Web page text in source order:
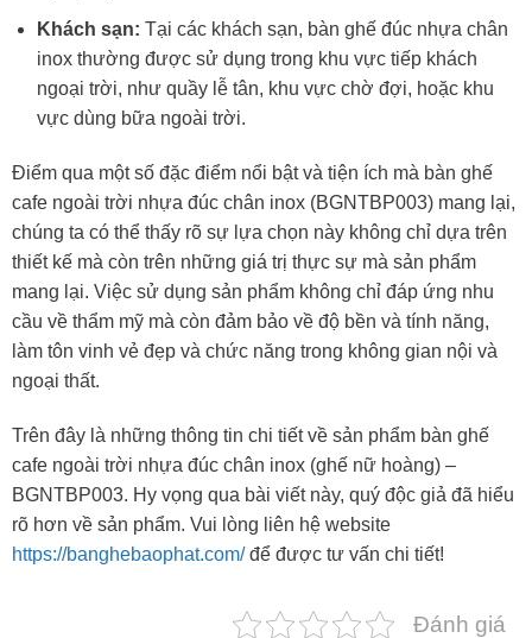
Khách sạn: Tại các khách sạn, bàn ghế đúc nhựa chân
inox thường được sử dụng trong khu vực tiếp khách
ngoại trời, như quầy lễ tân, khu vực chờ đợi, hoặc khu
vực dùng bữa ngoài trời.
Điểm qua một số đặc điểm nổi bật và tiện ích mà bàn ghế
cafe ngoài trời nhựa đúc chân inox (BGNTBP003) mang lại,
chúng ta có thể thấy rõ sự lựa chọn này không chỉ dựa trên
thiết kế mà còn trên những giá trị thực sự mà sản phẩm
mang lại. Việc sử dụng sản phẩm không chỉ đáp ứng nhu
cầu về thẩm mỹ mà còn đảm bảo về độ bền và tính năng,
làm tôn vinh vẻ đẹp và chức năng trong không gian nội và
ngoại thất.
Trên đây là những thông tin chi tiết về sản phẩm bàn ghế
cafe ngoài trời nhựa đúc chân inox (ghế nữ hoàng) –
BGNTBP003. Hy vọng qua bài viết này, quý độc giả đã hiểu
rõ hơn về sản phẩm. Vui lòng liên hệ website
https://banghebaophat.com/để được tư vấn chi tiết!
Đánh giá